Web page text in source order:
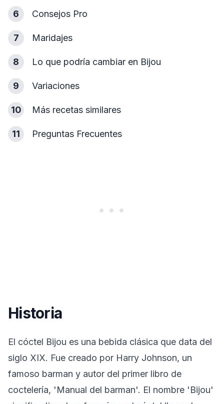
6 Consejos Pro
7 Maridajes
8 Lo que podría cambiar en Bijou
9 Variaciones
10 Más recetas similares
11 Preguntas Frecuentes
Historia
El cóctel Bijou es una bebida clásica que data del
siglo XIX. Fue creado por Harry Johnson, un
famoso barman y autor del primer libro de
coctelería, 'Manual del barman'. El nombre 'Bijou'